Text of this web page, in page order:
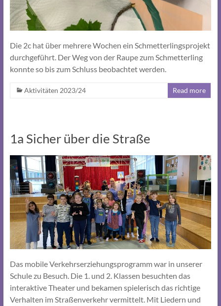
Die 2c hat über mehrere Wochen ein Schmetterlingsprojekt
durchgeführt. Der Weg von der Raupe zum Schmetterling
konnte so bis zum Schluss beobachtet werden.
Aktivitäten 2023/24 Read more
1a Sicher über die Straße
Das mobile Verkehrserziehungsprogramm war in unserer
Schule zu Besuch. Die 1. und 2. Klassen besuchten das
interaktive Theater und bekamen spielerisch das richtige
Verhalten im Straßenverkehr vermittelt. Mit Liedern und